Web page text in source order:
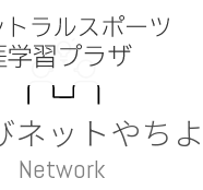
ネットやちよ
Network